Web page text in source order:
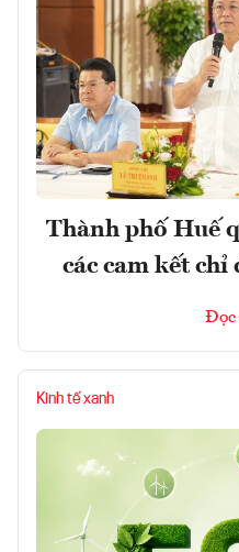
Thành phố Huế
các cam kết
Đọc
Kinh tế xanh